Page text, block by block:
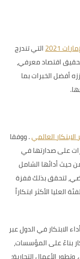
2021
التي تندرج
اقتصاد معرفي،
أفضل الخبرات بما
العالمي.ووفقا
على صدارتها في
وحلت في المركز 35 عالمياً، من حيث أدائها الشامل
المركز 41 العام الماضي، لتحقق بذلك قفزة
الأكثر ابتكاراً
الابتكار في الدول عبر
بناءً على المؤسسات،
الأعمال التجارية؛